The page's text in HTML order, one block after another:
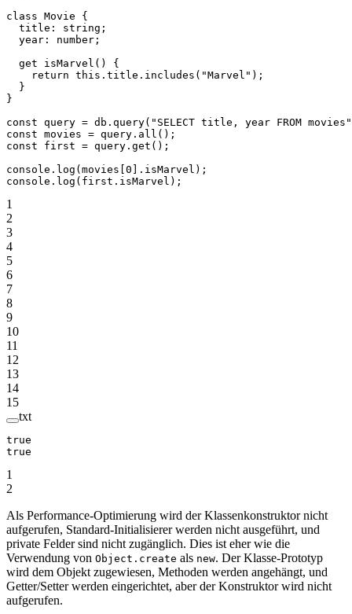
class Movie {
  title
: string ;
  year
: number ;
  get
isMarvel () {
    return
this .title. includes ( "Marvel" );
  }
}
const query = db. query( "SELECT title, year FROM movies"
const movies = query. all ();
const first = query. get ();
console. log (movies[ 0 ].isMarvel);
console. log (first.isMarvel);
1
2
3
4
5
6
7
8
9
10
11
12
13
14
15
txt
true
true
1
2
Als Performance-Optimierung wird der Klassenkonstruktor nicht
aufgerufen, Standard-Initialisierer werden nicht ausgeführt, und
private Felder sind nicht zugänglich. Dies ist eher wie die
Verwendung von Object.create als new. Der Klasse-Prototyp
wird dem Objekt zugewiesen, Methoden werden angehängt, und
Getter/Setter werden eingerichtet, aber der Konstruktor wird nicht
aufgerufen.